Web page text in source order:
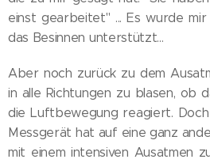
einst gearbeitet" ... Es wurde mir
das Besinnen unterstützt...
Aber noch zurück zu dem
in alle Richtungen zu blasen, ob
die Luftbewegung reagiert.
Messgerät hat auf eine ganz
mit einem intensiven Ausatmen